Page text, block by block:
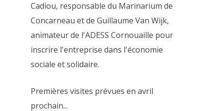
Cadiou, responsable du Marinarium de
Concarneau et de Guillaume Van Wijk,
animateur de l'ADESS Cornouaille pour
inscrire l'entreprise dans l'économie
sociale et solidaire.
Premières visites prévues en avril
prochain...